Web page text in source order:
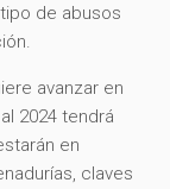
de abusos
avanzar en
2024 tendrá
en
claves